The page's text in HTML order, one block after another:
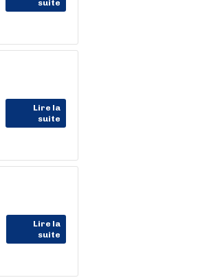
suite
Lire la
suite
Lire la
suite